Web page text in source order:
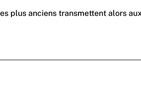
anciens transmettent